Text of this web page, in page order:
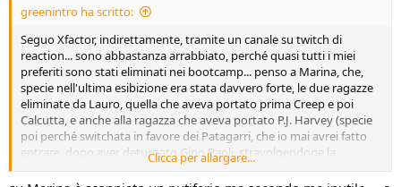
greenintro ha scritto:
Seguo Xfactor, indirettamente, tramite un canale su twitch di
reaction... sono abbastanza arrabbiato, perché quasi tutti i miei
preferiti sono stati eliminati nei bootcamp... penso a Marina, che,
specie nell'ultima esibizione era stata davvero forte, le due ragazze
eliminate da Lauro, quella che aveva portato prima Creep e poi
Calcutta, e anche alla ragazza che aveva portato P.J. Harvey (specie
poi perché switchata in favore dei Patagarri, che io mai avrei fatto
entrare, dopo aver deturpato Gino Paoli, stravolgendone la
melodia). A questo punto mi resta da tifare Lorenzo, che è acerbo
Clicca per allargare...